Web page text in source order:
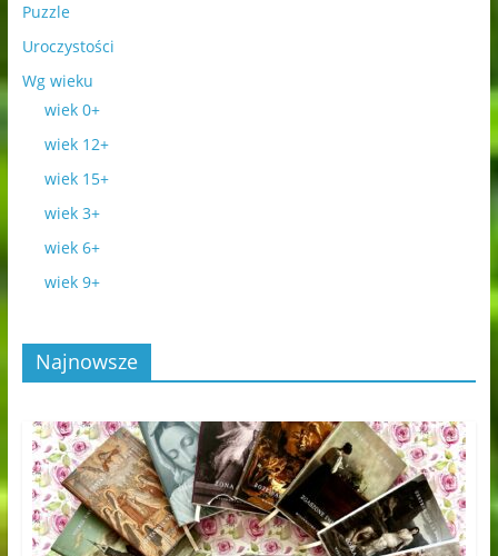
Puzzle
Uroczystości
Wg wieku
wiek 0+
wiek 12+
wiek 15+
wiek 3+
wiek 6+
wiek 9+
Najnowsze